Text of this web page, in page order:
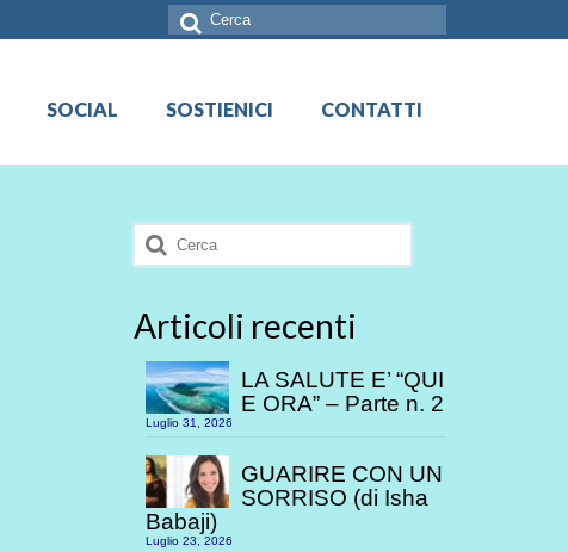
Cerca:
SOCIAL SOSTIENICI CONTATTI
Cerca:
Articoli recenti
LA SALUTE E’ “QUI
E ORA” – Parte n. 2
Luglio 31, 2026
GUARIRE CON UN
SORRISO (di Isha
Babaji)
Luglio 23, 2026